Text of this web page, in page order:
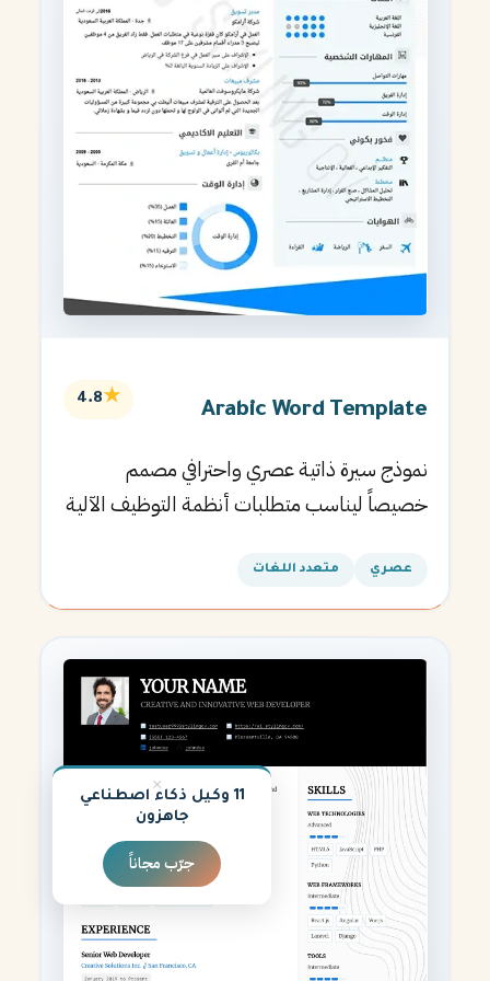
Arabic Word Template
★
4.8
نموذج سيرة ذاتية عصري واحترافي مصمم
خصيصاً ليناسب متطلبات أنظمة التوظيف الآلية
عصري متعدد اللغات
×
11 وكيل ذكاء اصطناعي
جاهزون
جرّب مجاناً